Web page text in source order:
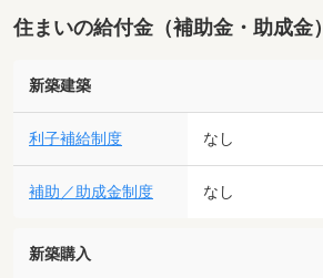
住まいの給付金（補助金・助成金）
新築建築
利子補給制度 なし
補助／助成金制度 なし
新築購入